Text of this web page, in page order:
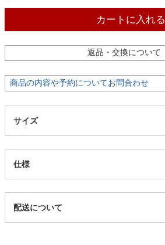
カーテン
マット
キッチン用品
カートに入れる
返品・交換について
商品の内容や予約についてお問合わせ
サイズ
仕様
543460
配送について